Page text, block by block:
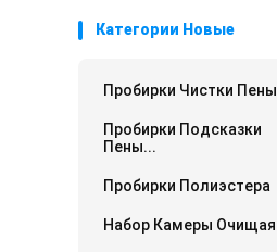
Категории Новые
Пробирки Чистки Пены
Пробирки Подсказки
Пены...
Пробирки Полиэстера
Набор Камеры Очищая